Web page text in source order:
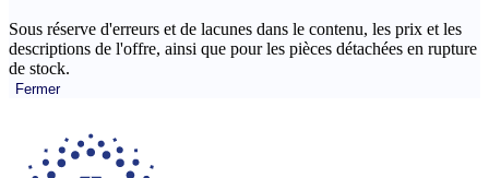
Sous réserve d'erreurs et de lacunes dans le contenu, les prix et les
descriptions de l'offre, ainsi que pour les pièces détachées en rupture
de stock.
Fermer